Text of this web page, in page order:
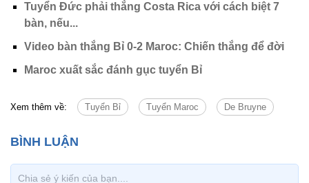
Tuyển Đức phải thắng Costa Rica với cách biệt 7
bàn, nếu...
Video bàn thắng Bỉ 0-2 Maroc: Chiến thắng để đời
Maroc xuất sắc đánh gục tuyển Bỉ
Xem thêm về: Tuyển Bỉ Tuyển Maroc De Bruyne